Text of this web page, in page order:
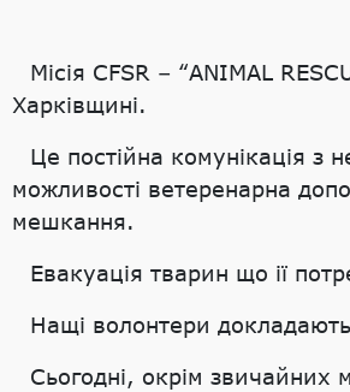
Місія CFSR – “ANIMAL
Харківщині.
Це постійна комунікація з
можливості ветеренарна
мешкання.
Евакуація тварин що ії
Нащі волонтери
Сьогодні, окрім звичайних